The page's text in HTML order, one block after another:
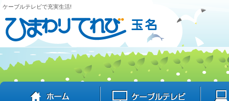
ケーブルテレビで充実生活!
ホーム ケーブ